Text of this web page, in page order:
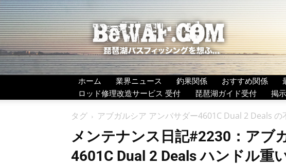
BeWAF
(ビ
ワ
エ
フ）
ホーム 業界ニュース 釣果関係 おすすめ関係
ロッド修理改造サービス 受付
琵琶湖ガイド受付 掲
タグ アブガルシア アンバサダー4601C Dual 2 Deals の
メンテナンス日記#2230：アブ
4601C Dual 2 Deals ハンドル重